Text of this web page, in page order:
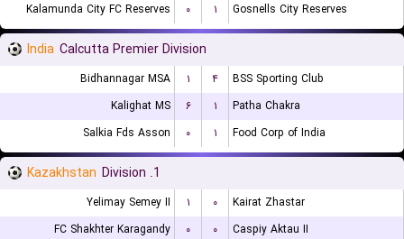
Kalamunda City FC Reserves ۰ ۱ Gosnells City Reserves
India Calcutta Premier Division
Bidhannagar MSA ۱ ۴
BSS Sporting Club
Kalighat MS
۶ ۱
Patha Chakra
Salkia Fds Asson
۰ ۱ Food Corp of India
Kazakhstan 1. Division
Yelimay Semey II ۱ ۰
Kairat Zhastar
FC Shakhter Karagandy
۰ ۰
Caspiy Aktau II